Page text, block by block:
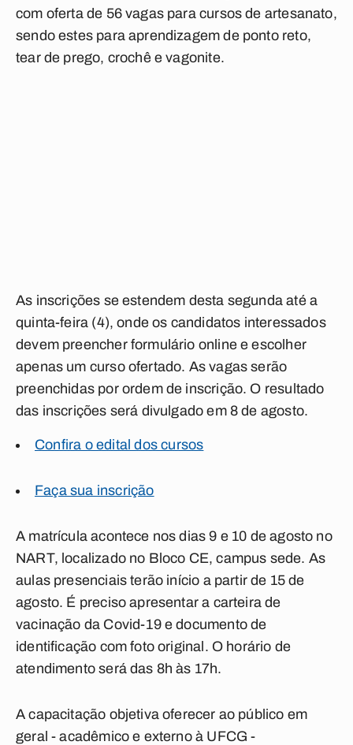
com oferta de 56 vagas para cursos de artesanato,
sendo estes para aprendizagem de ponto reto,
tear de prego, crochê e vagonite.
As inscrições se estendem desta segunda até a
quinta-feira (4), onde os candidatos interessados
devem preencher formulário online e escolher
apenas um curso ofertado. As vagas serão
preenchidas por ordem de inscrição. O resultado
das inscrições será divulgado em 8 de agosto.
Confira o edital dos cursos
Faça sua inscrição
A matrícula acontece nos dias 9 e 10 de agosto no
NART, localizado no Bloco CE, campus sede. As
aulas presenciais terão início a partir de 15 de
agosto. É preciso apresentar a carteira de
vacinação da Covid-19 e documento de
identificação com foto original. O horário de
atendimento será das 8h às 17h.
A capacitação objetiva oferecer ao público em
geral - acadêmico e externo à UFCG -